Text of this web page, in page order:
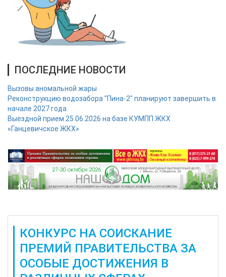
ПОСЛЕДНИЕ НОВОСТИ
Вызовы аномальной жары
Реконструкцию водозабора "Пина-2" планируют завершить в
начале 2027 года
Выездной прием 25.06.2026 на базе КУМПП ЖКХ
«Ганцевичское ЖКХ»
КОНКУРС НА СОИСКАНИЕ
ПРЕМИЙ ПРАВИТЕЛЬСТВА ЗА
ОСОБЫЕ ДОСТИЖЕНИЯ В